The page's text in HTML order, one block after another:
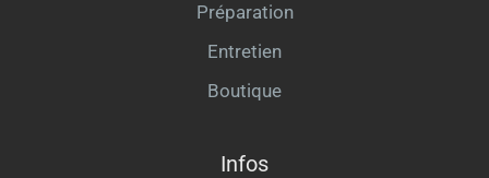
Préparation
Entretien
Boutique
Infos